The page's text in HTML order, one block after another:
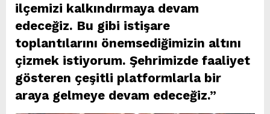
ilçemizi kalkındırmaya devam
edeceğiz. Bu gibi istişare
toplantılarını önemsediğimizin altını
çizmek istiyorum. Şehrimizde faaliyet
gösteren çeşitli platformlarla bir
araya gelmeye devam edeceğiz.”